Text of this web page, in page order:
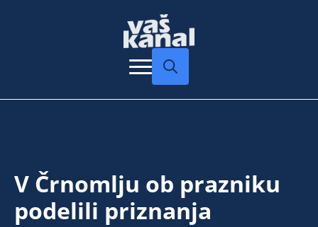
V Črnomlju ob prazniku
podelili priznanja